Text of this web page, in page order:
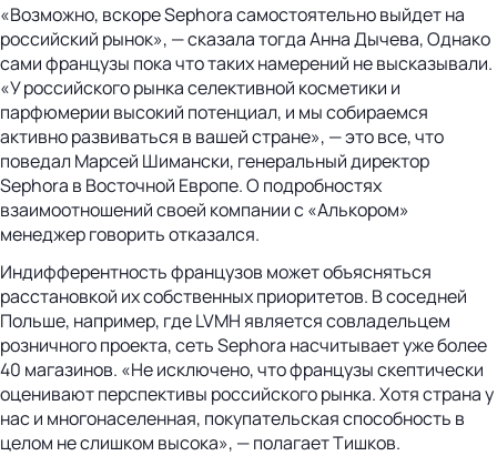
«Возможно, вскоре Sephora самостоятельно выйдет на
российский рынок», — сказала тогда Анна Дычева, Однако
сами французы пока что таких намерений не высказывали.
«У российского рынка селективной косметики и
парфюмерии высокий потенциал, и мы собираемся
активно развиваться в вашей стране», — это все, что
поведал Марсей Шимански, генеральный директор
Sephora в Восточной Европе. О подробностях
взаимоотношений своей компании с «Алькором»
менеджер говорить отказался.
Индифферентность французов может объясняться
расстановкой их собственных приоритетов. В соседней
Польше, например, где LVMH является совладельцем
розничного проекта, сеть Sephora насчитывает уже более
40 магазинов. «Не исключено, что французы скептически
оценивают перспективы российского рынка. Хотя страна у
нас и многонаселенная, покупательская способность в
целом не слишком высока», — полагает Тишков.